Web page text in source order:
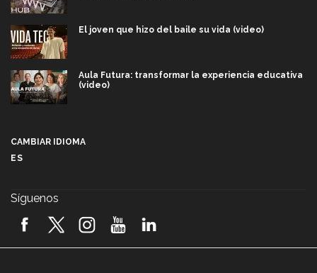
El joven que hizo del baile su vida (video)
Aula Futura: transformar la experiencia educativa
(video)
2026! (video)
CAMBIAR IDIOMA
ES
Síguenos